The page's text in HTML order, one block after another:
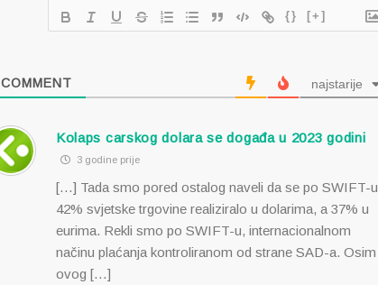
{} [+]
COMMENT najstarije
Kolaps carskog dolara se događa u 2023 godini
3 godine prije
[…] Tada smo pored ostalog naveli da se po SWIFT-u
42% svjetske trgovine realiziralo u dolarima, a 37% u
eurima. Rekli smo po SWIFT-u, internacionalnom
načinu plaćanja kontroliranom od strane SAD-a. Osim
ovog […]